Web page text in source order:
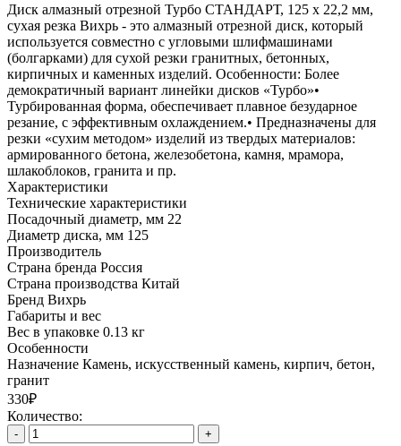
Диск алмазный отрезной Турбо СТАНДАРТ, 125 х 22,2 мм,
сухая резка Вихрь - это алмазный отрезной диск, который
используется совместно с угловыми шлифмашинами
(болгарками) для сухой резки гранитных, бетонных,
кирпичных и каменных изделий. Особенности: Более
демократичный вариант линейки дисков «Турбо»•
Турбированная форма, обеспечивает плавное безударное
резание, с эффективным охлаждением.• Предназначены для
резки «сухим методом» изделий из твердых материалов:
армированного бетона, железобетона, камня, мрамора,
шлакоблоков, гранита и пр.
Характеристики
Технические характеристики
Посадочный диаметр, мм 22
Диаметр диска, мм 125
Производитель
Страна бренда Россия
Страна производства Китай
Бренд Вихрь
Габариты и вес
Вес в упаковке 0.13 кг
Особенности
Назначение Камень, искусственный камень, кирпич, бетон,
гранит
330₽
Количество:
- +